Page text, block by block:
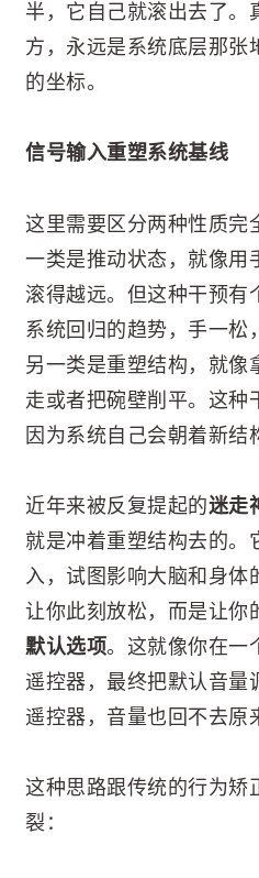
半，它自己就滚出去了。
方，永远是系统底层那张
的坐标。
信号输入重塑系统基线
这里需要区分两种性质完
一类是推动状态，就像用
滚得越远。但这种干预有
系统回归的趋势，手一松
另一类是重塑结构，就像
走或者把碗壁削平。这种
因为系统自己会朝着新结
近年来被反复提起的迷走
就是冲着重塑结构去的。
入，试图影响大脑和身体
让你此刻放松，而是让你
默认选项。这就像你在一
遥控器，最终把默认音量
遥控器，音量也回不去原
这种思路跟传统的行为矫
裂：